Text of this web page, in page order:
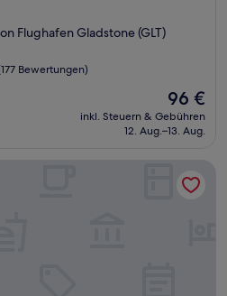
Flughafen Gladstone (GLT)
Bewertungen)
Der
Preis
beträgt
96 €
inkl. Steuern & Gebühren
12. Aug.–13. Aug.